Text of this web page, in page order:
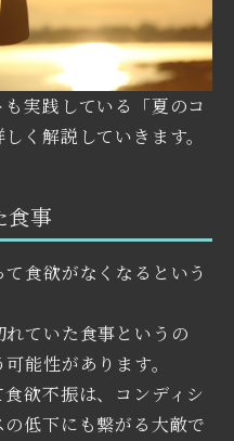
実践している「夏のコ
く解説していきます。
食事
食欲がなくなるという
ていた食事というの
能性があります。
欲不振は、コンディシ
低下にも繋がる大敵で